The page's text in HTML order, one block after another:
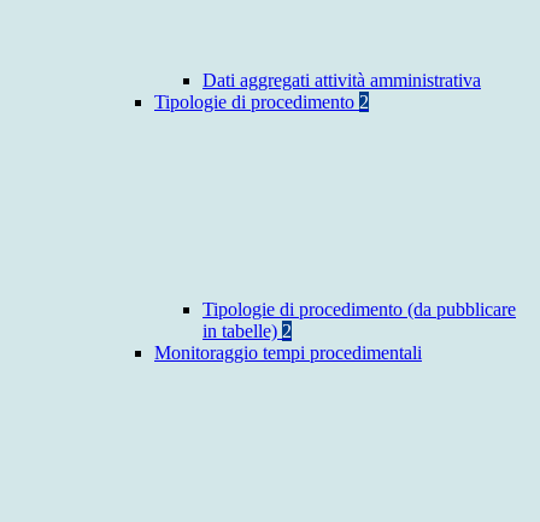
Dati aggregati attività amministrativa
Tipologie di procedimento 2
Tipologie di procedimento (da pubblicare
in tabelle) 2
Monitoraggio tempi procedimentali